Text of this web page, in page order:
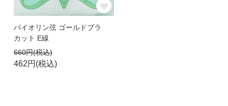
バイオリン弦 ゴールドブラ
カット E線
660円(税込)
462円(税込)